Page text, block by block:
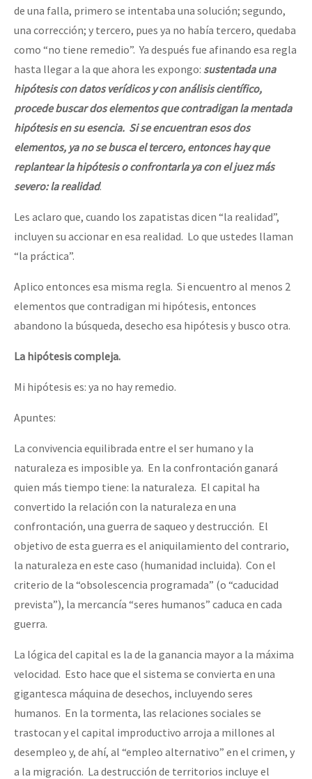
de una falla, primero se intentaba una solución; segundo,
una corrección; y tercero, pues ya no había tercero, quedaba
como “no tiene remedio”. Ya después fue afinando esa regla
hasta llegar a la que ahora les expongo: sustentada una
hipótesis con datos verídicos y con análisis científico,
procede buscar dos elementos que contradigan la mentada
hipótesis en su esencia. Si se encuentran esos dos
elementos, ya no se busca el tercero, entonces hay que
replantear la hipótesis o confrontarla ya con el juez más
severo: la realidad.
Les aclaro que, cuando los zapatistas dicen “la realidad”,
incluyen su accionar en esa realidad. Lo que ustedes llaman
“la práctica”.
Aplico entonces esa misma regla. Si encuentro al menos 2
elementos que contradigan mi hipótesis, entonces
abandono la búsqueda, desecho esa hipótesis y busco otra.
La hipótesis compleja.
Mi hipótesis es: ya no hay remedio.
Apuntes:
La convivencia equilibrada entre el ser humano y la
naturaleza es imposible ya. En la confrontación ganará
quien más tiempo tiene: la naturaleza. El capital ha
convertido la relación con la naturaleza en una
confrontación, una guerra de saqueo y destrucción. El
objetivo de esta guerra es el aniquilamiento del contrario,
la naturaleza en este caso (humanidad incluida). Con el
criterio de la “obsolescencia programada” (o “caducidad
prevista”), la mercancía “seres humanos” caduca en cada
guerra.
La lógica del capital es la de la ganancia mayor a la máxima
velocidad. Esto hace que el sistema se convierta en una
gigantesca máquina de desechos, incluyendo seres
humanos. En la tormenta, las relaciones sociales se
trastocan y el capital improductivo arroja a millones al
desempleo y, de ahí, al “empleo alternativo” en el crimen, y
a la migración. La destrucción de territorios incluye el